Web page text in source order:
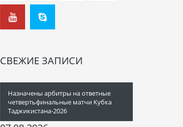
СВЕЖИЕ ЗАПИСИ
Назначены арбитры на ответные
четвертьфинальные матчи Кубка
Таджикистана-2026